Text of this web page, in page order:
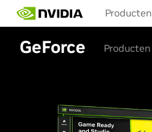
main
content
Producten
GeForce Producten